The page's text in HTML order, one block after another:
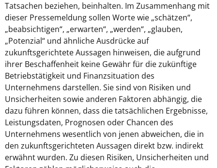
Tatsachen beziehen, beinhalten. Im Zusammenhang mit
dieser Pressemeldung sollen Worte wie „schätzen“,
„beabsichtigen“, „erwarten“, „werden“, „glauben,
„Potenzial“ und ähnliche Ausdrücke auf
zukunftsgerichtete Aussagen hinweisen, die aufgrund
ihrer Beschaffenheit keine Gewähr für die zukünftige
Betriebstätigkeit und Finanzsituation des
Unternehmens darstellen. Sie sind von Risiken und
Unsicherheiten sowie anderen Faktoren abhängig, die
dazu führen können, dass die tatsächlichen Ergebnisse,
Leistungsdaten, Prognosen oder Chancen des
Unternehmens wesentlich von jenen abweichen, die in
den zukunftsgerichteten Aussagen direkt bzw. indirekt
erwähnt wurden. Zu diesen Risiken, Unsicherheiten und